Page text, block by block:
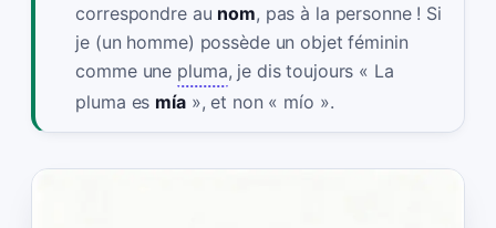
correspondre au nom, pas à la personne ! Si
je (un homme) possède un objet féminin
comme une pluma, je dis toujours « La
pluma es mía», et non « mío ».